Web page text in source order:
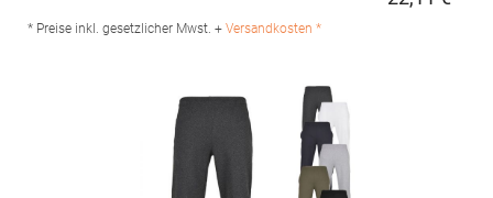
Produktsicherheit: Herst.-Nr.: EA070 Hersteller: Norty B.V.,
* Preise inkl. gesetzlicher Mwst. + Versandkosten *